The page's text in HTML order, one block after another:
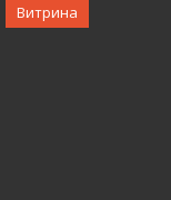
Витрина